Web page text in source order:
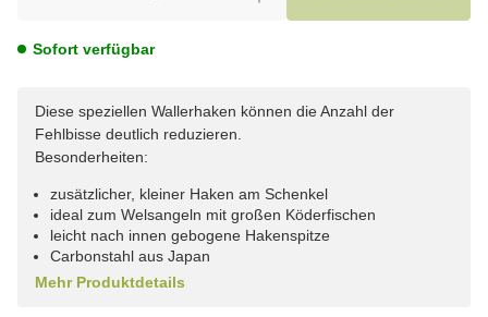
Sofort verfügbar
Diese speziellen Wallerhaken können die Anzahl der
Fehlbisse deutlich reduzieren.
Besonderheiten:
zusätzlicher, kleiner Haken am Schenkel
ideal zum Welsangeln mit großen Köderfischen
leicht nach innen gebogene Hakenspitze
Carbonstahl aus Japan
Mehr Produktdetails